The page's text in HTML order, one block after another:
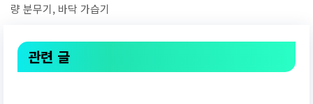
량 분무기, 바닥 가습기
관련 글